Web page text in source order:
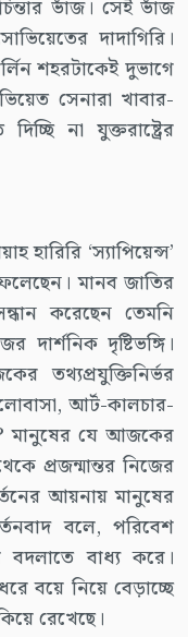
ভাঁজ। সেই ভাঁজ
দাদাগিরি।
শহরটাকেই দুভাগে
সেনারা খাবার-
না যুক্তরাষ্ট্রের
হারিরি ‘স্যাপিয়েন্স’
মানব জাতির
করেছেন তেমনি
দার্শনিক দৃষ্টিভঙ্গি।
তথ্যপ্রযুক্তিনির্ভর
আর্ট-কালচার-
মানুষের যে আজকের
প্রজন্মান্তর নিজের
আয়নায় মানুষের
বলে, পরিবেশ
বাধ্য করে।
বয়ে নিয়ে বেড়াচ্ছে
রেখেছে।